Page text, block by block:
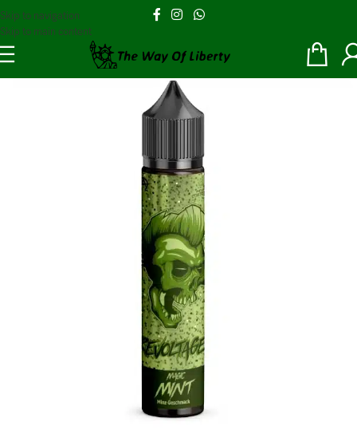
Skip to navigation
Skip to main content